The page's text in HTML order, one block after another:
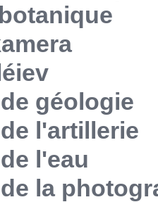
géologie
l'artillerie
l'eau
la